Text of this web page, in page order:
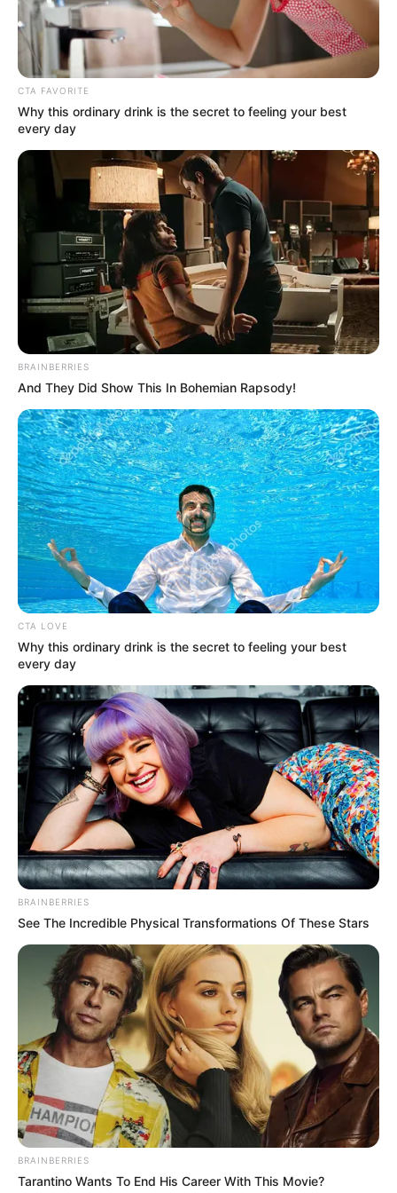
INSPIRASI
Bukan Jendela Biasa, 10 Desain
Bay Window untuk Percantik
Ruangan
Penulis:mira |15 Juli 2022
Saat membangun dan merenovasi rumah, banyak detail yang harus
direncanakan. Salah satunya adalah desain jendela yang sangat
dibutuhkan untuk pertukaran udara dan cahaya.
Jika ingin berbeda, jendela bisa didesain dengan banyak cara. Ada
yang memberikan tralis, ada juga yang membuat bay window.
Dimana bay window memiliki bentuk jendela yang unik. Ada
tambahan bahan sehingga jendela menjorok keluar. Dengan
bentuk yang unik ternyata membuatnya pun juga butuheffort
yang lebih.
CTA FAVORITE
Why this ordinary drink is the secret to feeling your best
every day
BRAINBERRIES
And They Did Show This In Bohemian Rapsody!
CTA LOVE
Why this ordinary drink is the secret to feeling your best
every day
BRAINBERRIES
See The Incredible Physical Transformations Of These Stars
BRAINBERRIES
Tarantino Wants To End His Career With This Movie?